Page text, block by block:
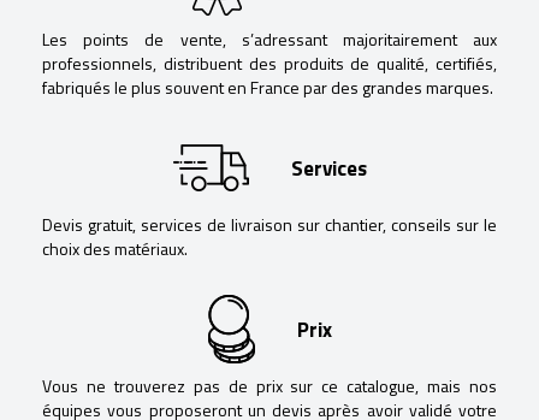
Les points de vente, s’adressant majoritairement aux
professionnels, distribuent des produits de qualité, certifiés,
fabriqués le plus souvent en France par des grandes marques.
Services
Devis gratuit, services de livraison sur chantier, conseils sur le
choix des matériaux.
Prix
Vous ne trouverez pas de prix sur ce catalogue, mais nos
équipes vous proposeront un devis après avoir validé votre